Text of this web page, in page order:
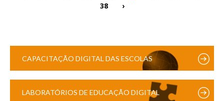
38
›
CAPACITAÇÃO DIGITAL DAS ESCOLAS
LABORATÓRIOS DE EDUCAÇÃO DIGITAL